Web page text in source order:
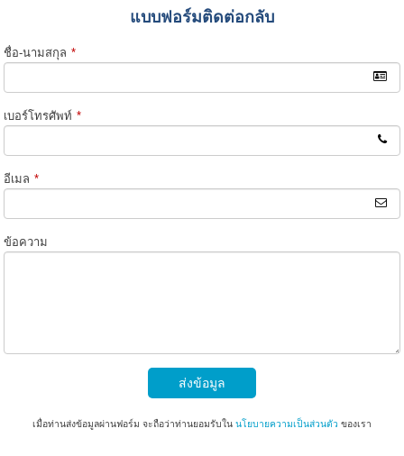
แบบฟอร์มติดต่อกลับ
ชื่อ-นามสกุล *
เบอร์โทรศัพท์ *
อีเมล *
ข้อความ
ส่งข้อมูล
เมื่อท่านส่งข้อมูลผ่านฟอร์ม จะถือว่าท่านยอมรับใน นโยบายความเป็นส่วนตัว ของเรา